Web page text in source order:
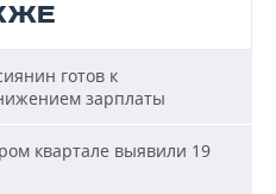
готов к
зарплаты
квартале выявили 19